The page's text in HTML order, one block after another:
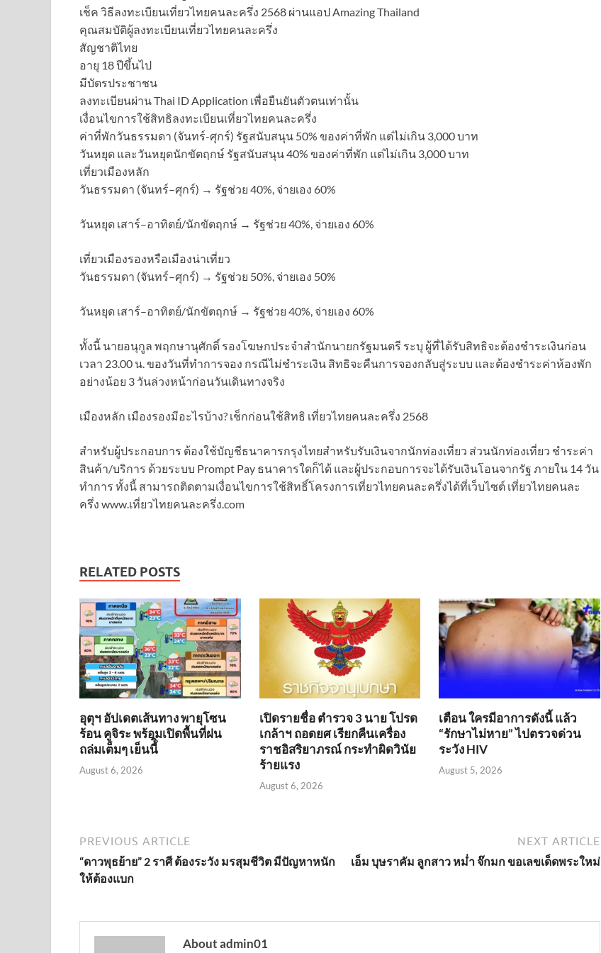
เช็ค วิธีลงทะเบียนเที่ยวไทยคนละครึ่ง 2568 ผ่านแอป Amazing Thailand
คุณสมบัติผู้ลงทะเบียนเที่ยวไทยคนละครึ่ง
สัญชาติไทย
อายุ 18 ปีขึ้นไป
มีบัตรประชาชน
ลงทะเบียนผ่าน Thai ID Application เพื่อยืนยันตัวตนเท่านั้น
เงื่อนไขการใช้สิทธิลงทะเบียนเที่ยวไทยคนละครึ่ง
ค่าที่พักวันธรรมดา (จันทร์-ศุกร์) รัฐสนับสนุน 50% ของค่าที่พัก แต่ไม่เกิน 3,000 บาท
วันหยุด และวันหยุดนักขัตฤกษ์ รัฐสนับสนุน 40% ของค่าที่พัก แต่ไม่เกิน 3,000 บาท
เที่ยวเมืองหลัก
วันธรรมดา (จันทร์–ศุกร์) → รัฐช่วย 40%, จ่ายเอง 60%
วันหยุด เสาร์–อาทิตย์/นักขัตฤกษ์ → รัฐช่วย 40%, จ่ายเอง 60%
เที่ยวเมืองรองหรือเมืองน่าเที่ยว
วันธรรมดา (จันทร์–ศุกร์) → รัฐช่วย 50%, จ่ายเอง 50%
วันหยุด เสาร์–อาทิตย์/นักขัตฤกษ์ → รัฐช่วย 40%, จ่ายเอง 60%
ทั้งนี้ นายอนุกูล พฤกษานุศักดิ์ รองโฆษกประจำสำนักนายกรัฐมนตรี ระบุ ผู้ที่ได้รับสิทธิจะต้องชำระเงินก่อน
เวลา 23.00 น. ของวันที่ทำการจอง กรณีไม่ชำระเงิน สิทธิจะคืนการจองกลับสู่ระบบ และต้องชําระค่าห้องพัก
อย่างน้อย 3 วันล่วงหน้าก่อนวันเดินทางจริง
เมืองหลัก เมืองรองมีอะไรบ้าง? เช็กก่อนใช้สิทธิ เที่ยวไทยคนละครึ่ง 2568
สำหรับผู้ประกอบการ ต้องใช้บัญชีธนาคารกรุงไทยสําหรับรับเงินจากนักท่องเที่ยว ส่วนนักท่องเที่ยว ชําระค่า
สินค้า/บริการ ด้วยระบบ Prompt Pay ธนาคารใดก็ได้ และผู้ประกอบการจะได้รับเงินโอนจากรัฐ ภายใน 14 วัน
ทําการ ทั้งนี้ สามารถติดตามเงื่อนไขการใช้สิทธิ์โครงการเที่ยวไทยคนละครึ่งได้ที่เว็บไซต์ เที่ยวไทยคนละ
ครึ่ง www.เที่ยวไทยคนละครึ่ง.com
RELATED POSTS
อุตุฯ อัปเดตเส้นทาง พายุโซน
ร้อน คูจิระ พร้อมเปิดพื้นที่ฝน
ถล่มเต็มๆ เย็นนี้ิ
August 6, 2026
เปิดรายชื่อ ตำรวจ 3 นาย โปรด
เกล้าฯ ถอดยศ เรียกคืนเครื่อง
ราชอิสริยาภรณ์ กระทำผิดวินัย
ร้ายแรง
August 6, 2026
เตือน ใครมีอาการดังนี้ แล้ว
“รักษาไม่หาย” ไปตรวจด่วน
ระวัง HIV
August 5, 2026
PREVIOUS ARTICLE
“ดาวพุธย้าย” 2 ราศี ต้องระวัง มรสุมชีวิต มีปัญหาหนัก
ให้ต้องแบก
NEXT ARTICLE
เอ็ม บุษราคัม ลูกสาว หม่ำ จ๊กมก ขอเลขเด็ดพระใหม่
About admin01